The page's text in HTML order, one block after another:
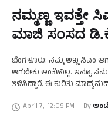
ನಮ್ಮಣ್ಣ ಇವತ್ತೇ
ಮಾಜಿ ಸಂಸದ
ಬೆಂಗಳೂರು: ನಮ್ಮ ಅಣ್ಣ ಸಿಎಂ
ಆಗಬೇಕು ಅಂತೇನಿಲ್ಲ. ಇನ್ನೂ
ತಿಳಿಸಿದ್ದಾರೆ. ಈ ಕುರಿತು
April 7, 12:09 PM By